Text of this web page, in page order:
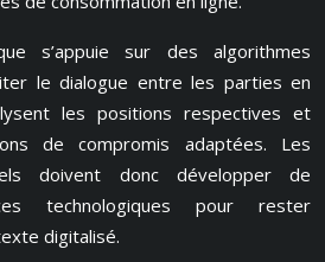
s’appuie sur des algorithmes
le dialogue entre les parties en
les positions respectives et
de compromis adaptées. Les
doivent donc développer de
technologiques pour rester
digitalisé.